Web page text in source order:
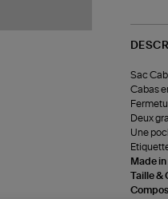
Sac
Cabas
Deux
Une
Made in
Taille &